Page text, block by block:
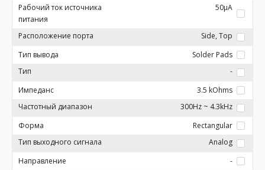
Рабочий ток источника
питания
50µA
Расположение порта
Side, Top
Тип вывода
Solder Pads
Тип
-
Импеданс
3.5 kOhms
Частотный диапазон
300Hz ~ 4.3kHz
Форма
Rectangular
Тип выходного сигнала
Analog
Направление
-